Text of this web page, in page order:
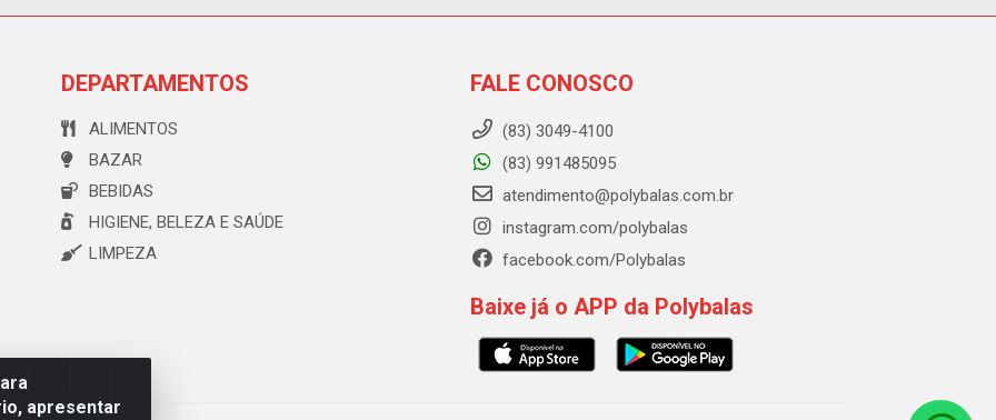
apresentar
DEPARTAMENTOS
ALIMENTOS
BAZAR
BEBIDAS
HIGIENE, BELEZA E SAÚDE
LIMPEZA
FALE CONOSCO
(83) 3049-4100
(83) 991485095
atendimento@polybalas.com.br
instagram.com/polybalas
facebook.com/Polybalas
Baixe já o APP da Polybalas